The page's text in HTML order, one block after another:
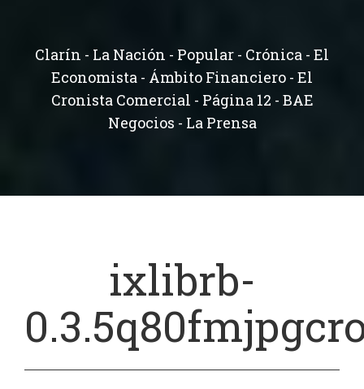
Clarín - La Nación - Popular - Crónica - El
Economista - Ámbito Financiero - El
Cronista Comercial - Página 12 - BAE
Negocios - La Prensa
ixlibrb-